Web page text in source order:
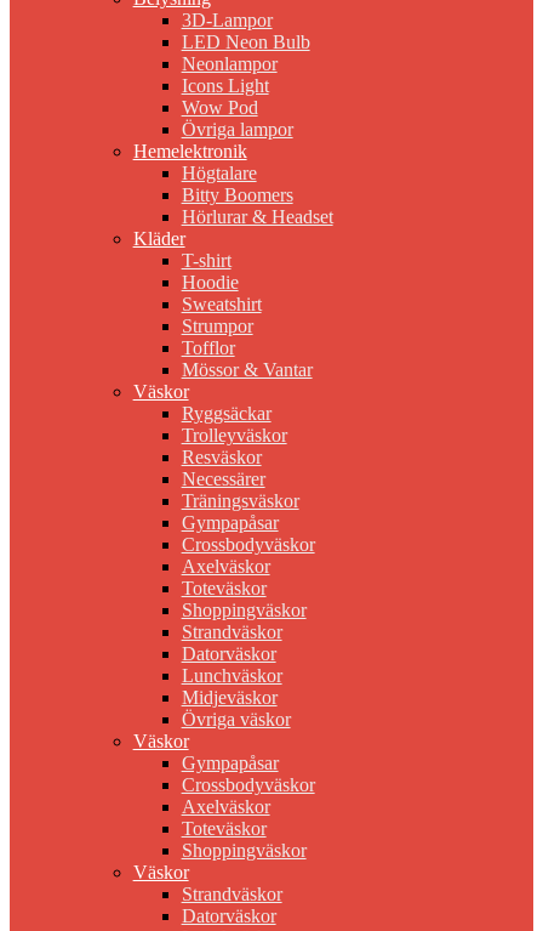
3D-Lampor
LED Neon Bulb
Neonlampor
Icons Light
Wow Pod
Övriga lampor
Hemelektronik
Högtalare
Bitty Boomers
Hörlurar & Headset
Kläder
T-shirt
Hoodie
Sweatshirt
Strumpor
Tofflor
Mössor & Vantar
Väskor
Ryggsäckar
Trolleyväskor
Resväskor
Necessärer
Träningsväskor
Gympapåsar
Crossbodyväskor
Axelväskor
Toteväskor
Shoppingväskor
Strandväskor
Datorväskor
Lunchväskor
Midjeväskor
Övriga väskor
Väskor
Gympapåsar
Crossbodyväskor
Axelväskor
Toteväskor
Shoppingväskor
Väskor
Strandväskor
Datorväskor